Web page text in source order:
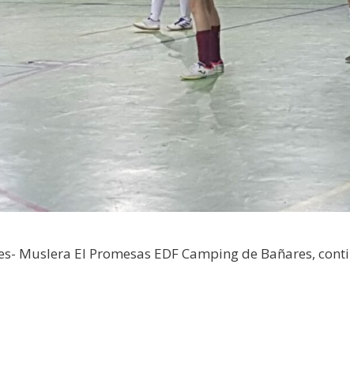
Muslera El Promesas EDF Camping de Bañares,